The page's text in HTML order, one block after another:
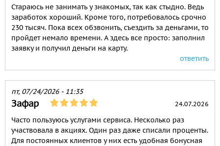
Стараюсь не занимать у знакомых, так как стыдно. Ведь
заработок хороший. Кроме того, потребовалось срочно
230 тысяч. Пока всех обзвонить, съездить за деньгами, то
пройдет немало времени. А здесь все просто: заполнил
заявку и получил деньги на карту.
ответить
пт, 07/24/2026 - 11:35
Зафар 24.07.2026
Часто пользуюсь услугами сервиса. Несколько раз
участвовала в акциях. Один раз даже списали проценты.
Для постоянных клиентов у них есть удобная бонусная